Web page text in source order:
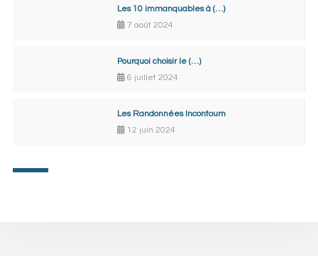
Les 10 immanquables à (…)
7 août 2024
Pourquoi choisir le (…)
6 juillet 2024
Les Randonnées Incontourn
12 juin 2024